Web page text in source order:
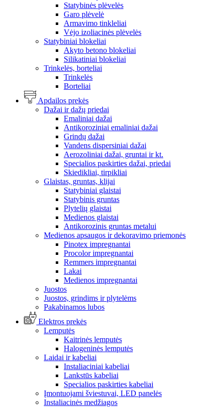
Statybinės plėvelės
Garo plėvelė
Armavimo tinkleliai
Vėjo izoliacinės plėvelės
Statybiniai blokeliai
Akyto betono blokeliai
Silikatiniai blokeliai
Trinkelės, borteliai
Trinkelės
Borteliai
Apdailos prekės
Dažai ir dažų priedai
Emaliniai dažai
Antikoroziniai emaliniai dažai
Grindų dažai
Vandens dispersiniai dažai
Aerozoliniai dažai, gruntai ir kt.
Specialios paskirties dažai, priedai
Skiedikliai, tirpikliai
Glaistas, gruntas, klijai
Statybiniai glaistai
Statybinis gruntas
Plytelių glaistai
Medienos glaistai
Antikorozinis gruntas metalui
Medienos apsaugos ir dekoravimo priemonės
Pinotex impregnantai
Procolor impregnantai
Remmers impregnantai
Lakai
Medienos impregnantai
Juostos
Juostos, grindims ir plytelėms
Pakabinamos lubos
Elektros prekės
Lemputės
Kaitrinės lemputės
Halogeninės lemputės
Laidai ir kabeliai
Instaliaciniai kabeliai
Lankstūs kabeliai
Specialios paskirties kabeliai
Įmontuojami šviestuvai, LED panelės
Instaliacinės medžiagos